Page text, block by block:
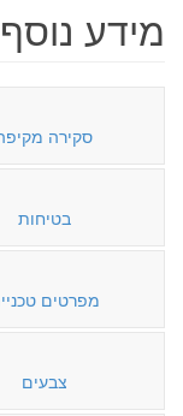
מידע
סקירה
בטיחות
מפרטים
צבעים